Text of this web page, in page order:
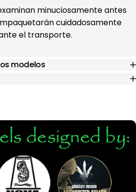
minuciosamente antes
cuidadosamente
el transporte.
modelos